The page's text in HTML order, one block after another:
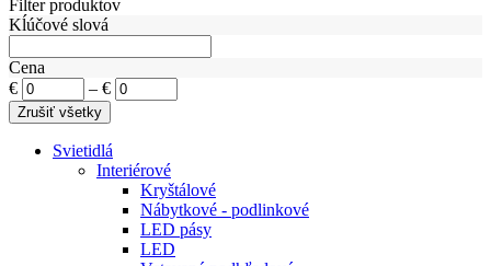
Filter produktov
Kĺúčové slová
Cena
€
– €
Svietidlá
Interiérové
Kryštálové
Nábytkové - podlinkové
LED pásy
LED